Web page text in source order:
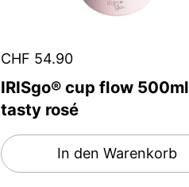
CHF 54.90
IRISgo® cup flow 500ml
tasty rosé
In den Warenkorb